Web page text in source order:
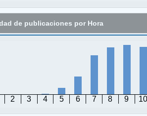
de publicaciones por Hora
2 3 4 5 6 7 8 9 10